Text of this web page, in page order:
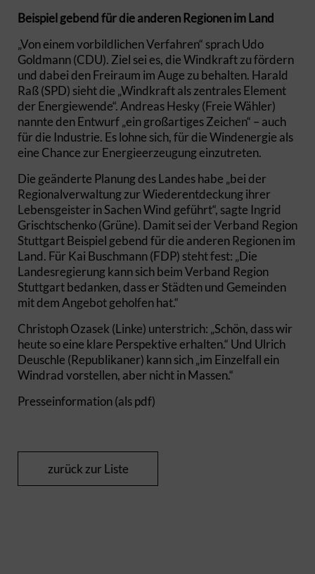
Beispiel gebend für die anderen Regionen im Land
„Von einem vorbildlichen Verfahren“ sprach Udo
Goldmann (CDU). Ziel sei es, die Windkraft zu fördern
und dabei den Freiraum im Auge zu behalten. Harald
Raß (SPD) sieht die „Windkraft als zentrales Element
der Energiewende“. Andreas Hesky (Freie Wähler)
nannte den Entwurf „ein großartiges Zeichen“ – auch
für die Industrie. Es lohne sich, für die Windenergie als
eine Chance zur Energieerzeugung einzutreten.
Die geänderte Planung des Landes habe „bei der
Regionalverwaltung zur Wiederentdeckung ihrer
Lebensgeister in Sachen Wind geführt“, sagte Ingrid
Grischtschenko (Grüne). Damit sei der Verband Region
Stuttgart Beispiel gebend für die anderen Regionen im
Land. Für Kai Buschmann (FDP) steht fest: „Die
Landesregierung kann sich beim Verband Region
Stuttgart bedanken, dass er Städten und Gemeinden
mit dem Angebot geholfen hat.“
Christoph Ozasek (Linke) unterstrich: „Schön, dass wir
heute so eine klare Perspektive erhalten.“ Und Ulrich
Deuschle (Republikaner) kann sich „im Einzelfall ein
Windrad vorstellen, aber nicht in Massen.“
Presseinformation (als pdf)
zurück zur Liste